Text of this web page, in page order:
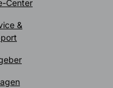
Center
&